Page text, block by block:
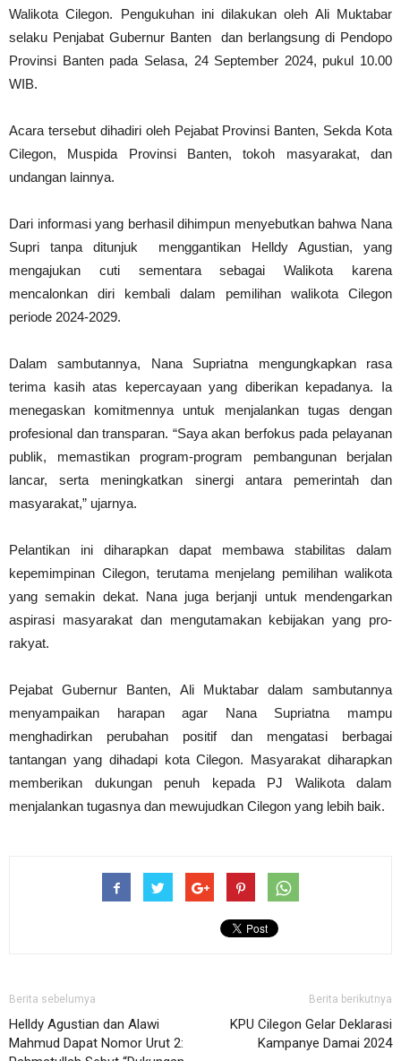
Walikota Cilegon. Pengukuhan ini dilakukan oleh Ali Muktabar
selaku Penjabat Gubernur Banten dan berlangsung di Pendopo
Provinsi Banten pada Selasa, 24 September 2024, pukul 10.00
WIB.
Acara tersebut dihadiri oleh Pejabat Provinsi Banten, Sekda Kota
Cilegon, Muspida Provinsi Banten, tokoh masyarakat, dan
undangan lainnya.
Dari informasi yang berhasil dihimpun menyebutkan bahwa Nana
Supri tanpa ditunjuk menggantikan Helldy Agustian, yang
mengajukan cuti sementara sebagai Walikota karena
mencalonkan diri kembali dalam pemilihan walikota Cilegon
periode 2024-2029.
Dalam sambutannya, Nana Supriatna mengungkapkan rasa
terima kasih atas kepercayaan yang diberikan kepadanya. Ia
menegaskan komitmennya untuk menjalankan tugas dengan
profesional dan transparan. “Saya akan berfokus pada pelayanan
publik, memastikan program-program pembangunan berjalan
lancar, serta meningkatkan sinergi antara pemerintah dan
masyarakat,” ujarnya.
Pelantikan ini diharapkan dapat membawa stabilitas dalam
kepemimpinan Cilegon, terutama menjelang pemilihan walikota
yang semakin dekat. Nana juga berjanji untuk mendengarkan
aspirasi masyarakat dan mengutamakan kebijakan yang pro-
rakyat.
Pejabat Gubernur Banten, Ali Muktabar dalam sambutannya
menyampaikan harapan agar Nana Supriatna mampu
menghadirkan perubahan positif dan mengatasi berbagai
tantangan yang dihadapi kota Cilegon. Masyarakat diharapkan
memberikan dukungan penuh kepada PJ Walikota dalam
menjalankan tugasnya dan mewujudkan Cilegon yang lebih baik.
Berita sebelumya
Helldy Agustian dan Alawi
Mahmud Dapat Nomor Urut 2:
Berita berikutnya
KPU Cilegon Gelar Deklarasi
Kampanye Damai 2024